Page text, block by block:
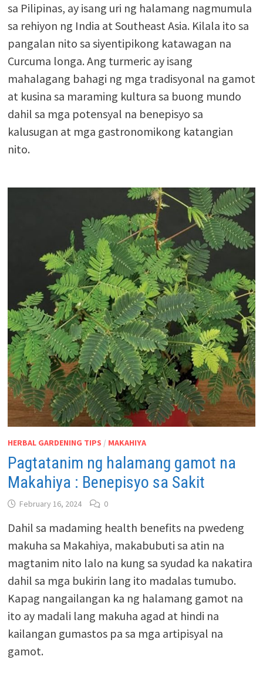
sa Pilipinas, ay isang uri ng halamang nagmumula
sa rehiyon ng India at Southeast Asia. Kilala ito sa
pangalan nito sa siyentipikong katawagan na
Curcuma longa. Ang turmeric ay isang
mahalagang bahagi ng mga tradisyonal na gamot
at kusina sa maraming kultura sa buong mundo
dahil sa mga potensyal na benepisyo sa
kalusugan at mga gastronomikong katangian
nito.
HERBAL GARDENING TIPS / MAKAHIYA
Pagtatanim ng halamang gamot na
Makahiya : Benepisyo sa Sakit
February 16, 2024 0
Dahil sa madaming health benefits na pwedeng
makuha sa Makahiya, makabubuti sa atin na
magtanim nito lalo na kung sa syudad ka nakatira
dahil sa mga bukirin lang ito madalas tumubo.
Kapag nangailangan ka ng halamang gamot na
ito ay madali lang makuha agad at hindi na
kailangan gumastos pa sa mga artipisyal na
gamot.